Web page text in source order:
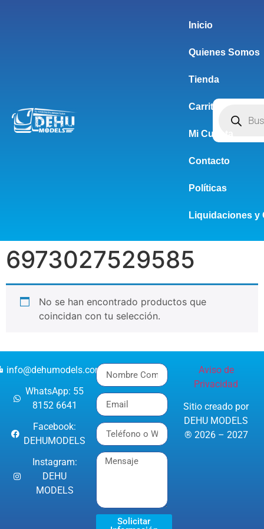
Inicio
Quienes Somos
Tienda
Carrito
Mi Cuenta
Contacto
Políticas
Liquidaciones y
6973027529585
No se han encontrado productos que
coincidan con tu selección.
info@dehumodels.com
WhatsApp: 55
8152 6641
Facebook:
DEHUMODELS
Instagram:
DEHU
MODELS
Solicitar
Aviso de
Privacidad
Sitio creado por
DEHU MODELS
® 2026 – 2027